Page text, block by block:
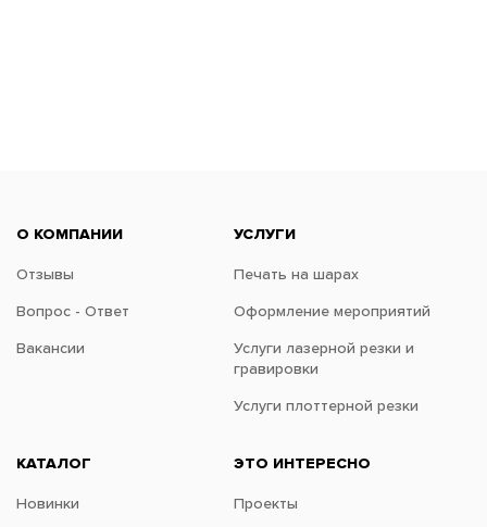
О КОМПАНИИ
Отзывы
Вопрос - Ответ
Вакансии
УСЛУГИ
Печать на шарах
Оформление мероприятий
Услуги лазерной резки и
гравировки
Услуги плоттерной резки
КАТАЛОГ
Новинки
ЭТО ИНТЕРЕСНО
Проекты